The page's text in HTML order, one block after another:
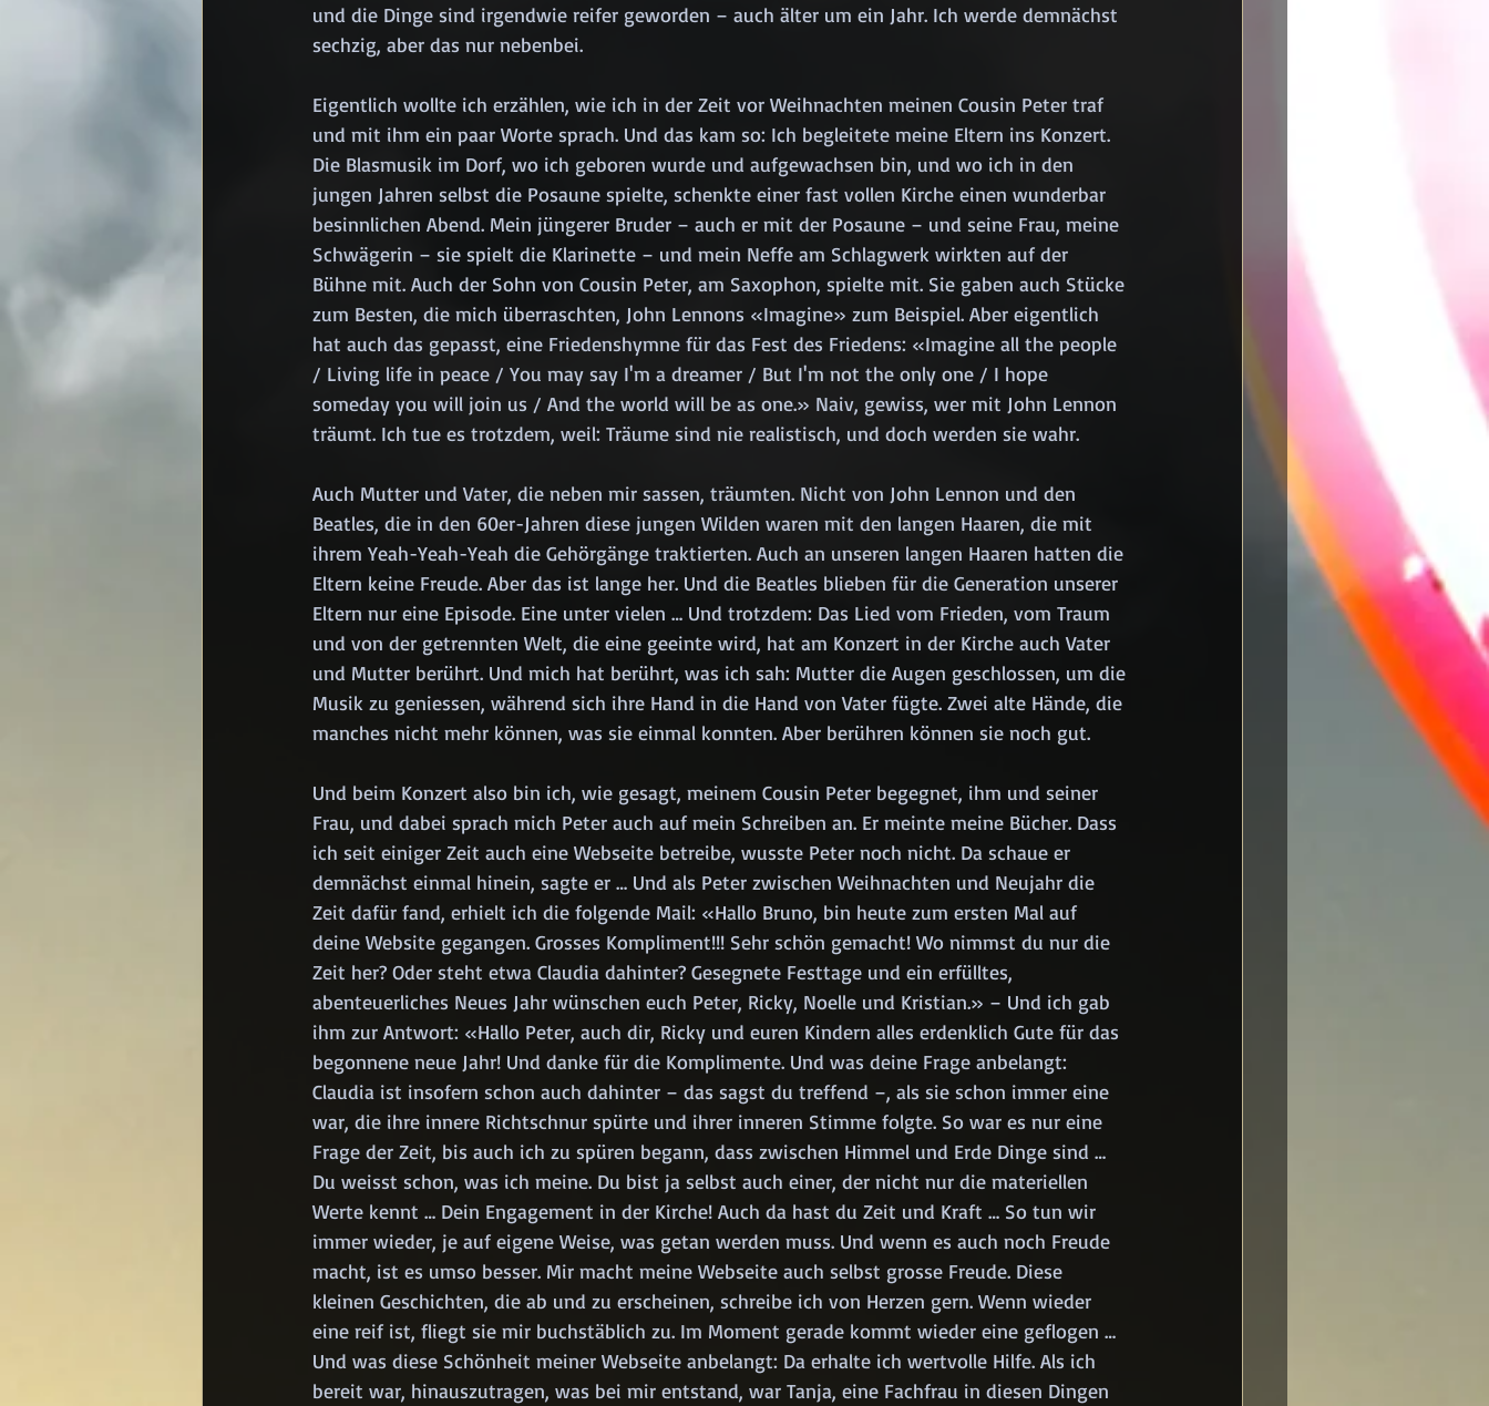
und die Dinge sind irgendwie reifer geworden – auch älter um ein Jahr. Ich werde demnächst
sechzig, aber das nur nebenbei.
Eigentlich wollte ich erzählen, wie ich in der Zeit vor Weihnachten meinen Cousin Peter traf
und mit ihm ein paar Worte sprach. Und das kam so: Ich begleitete meine Eltern ins Konzert.
Die Blasmusik im Dorf, wo ich geboren wurde und aufgewachsen bin, und wo ich in den
jungen Jahren selbst die Posaune spielte, schenkte einer fast vollen Kirche einen wunderbar
besinnlichen Abend. Mein jüngerer Bruder – auch er mit der Posaune – und seine Frau, meine
Schwägerin – sie spielt die Klarinette – und mein Neffe am Schlagwerk wirkten auf der
Bühne mit. Auch der Sohn von Cousin Peter, am Saxophon, spielte mit. Sie gaben auch Stücke
zum Besten, die mich überraschten, John Lennons «Imagine» zum Beispiel. Aber eigentlich
hat auch das gepasst, eine Friedenshymne für das Fest des Friedens: «Imagine all the people
/ Living life in peace / You may say I'm a dreamer / But I'm not the only one / I hope
someday you will join us / And the world will be as one.» Naiv, gewiss, wer mit John Lennon
träumt. Ich tue es trotzdem, weil: Träume sind nie realistisch, und doch werden sie wahr.
Auch Mutter und Vater, die neben mir sassen, träumten. Nicht von John Lennon und den
Beatles, die in den 60er-Jahren diese jungen Wilden waren mit den langen Haaren, die mit
ihrem Yeah-Yeah-Yeah die Gehörgänge traktierten. Auch an unseren langen Haaren hatten die
Eltern keine Freude. Aber das ist lange her. Und die Beatles blieben für die Generation unserer
Eltern nur eine Episode. Eine unter vielen … Und trotzdem: Das Lied vom Frieden, vom Traum
und von der getrennten Welt, die eine geeinte wird, hat am Konzert in der Kirche auch Vater
und Mutter berührt. Und mich hat berührt, was ich sah: Mutter die Augen geschlossen, um die
Musik zu geniessen, während sich ihre Hand in die Hand von Vater fügte. Zwei alte Hände, die
manches nicht mehr können, was sie einmal konnten. Aber berühren können sie noch gut.
Und beim Konzert also bin ich, wie gesagt, meinem Cousin Peter begegnet, ihm und seiner
Frau, und dabei sprach mich Peter auch auf mein Schreiben an. Er meinte meine Bücher. Dass
ich seit einiger Zeit auch eine Webseite betreibe, wusste Peter noch nicht. Da schaue er
demnächst einmal hinein, sagte er … Und als Peter zwischen Weihnachten und Neujahr die
Zeit dafür fand, erhielt ich die folgende Mail: «Hallo Bruno, bin heute zum ersten Mal auf
deine Website gegangen. Grosses Kompliment!!! Sehr schön gemacht! Wo nimmst du nur die
Zeit her? Oder steht etwa Claudia dahinter? Gesegnete Festtage und ein erfülltes,
abenteuerliches Neues Jahr wünschen euch Peter, Ricky, Noelle und Kristian.» – Und ich gab
ihm zur Antwort: «Hallo Peter, auch dir, Ricky und euren Kindern alles erdenklich Gute für das
begonnene neue Jahr! Und danke für die Komplimente. Und was deine Frage anbelangt:
Claudia ist insofern schon auch dahinter – das sagst du treffend –, als sie schon immer eine
war, die ihre innere Richtschnur spürte und ihrer inneren Stimme folgte. So war es nur eine
Frage der Zeit, bis auch ich zu spüren begann, dass zwischen Himmel und Erde Dinge sind …
Du weisst schon, was ich meine. Du bist ja selbst auch einer, der nicht nur die materiellen
Werte kennt … Dein Engagement in der Kirche! Auch da hast du Zeit und Kraft … So tun wir
immer wieder, je auf eigene Weise, was getan werden muss. Und wenn es auch noch Freude
macht, ist es umso besser. Mir macht meine Webseite auch selbst grosse Freude. Diese
kleinen Geschichten, die ab und zu erscheinen, schreibe ich von Herzen gern. Wenn wieder
eine reif ist, fliegt sie mir buchstäblich zu. Im Moment gerade kommt wieder eine geflogen …
Und was diese Schönheit meiner Webseite anbelangt: Da erhalte ich wertvolle Hilfe. Als ich
bereit war, hinauszutragen, was bei mir entstand, war Tanja, eine Fachfrau in diesen Dingen